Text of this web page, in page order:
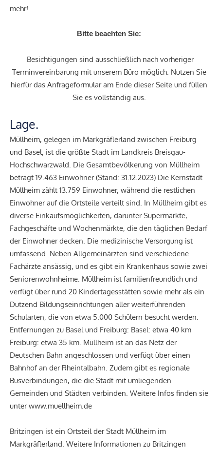
mehr!
Bitte beachten Sie:
Besichtigungen sind ausschließlich nach vorheriger
Terminvereinbarung mit unserem Büro möglich. Nutzen Sie
hierfür das Anfrageformular am Ende dieser Seite und füllen
Sie es vollständig aus.
Lage.
Müllheim, gelegen im Markgräflerland zwischen Freiburg
und Basel, ist die größte Stadt im Landkreis Breisgau-
Hochschwarzwald. Die Gesamtbevölkerung von Müllheim
beträgt 19.463 Einwohner (Stand: 31.12.2023) Die Kernstadt
Müllheim zählt 13.759 Einwohner, während die restlichen
Einwohner auf die Ortsteile verteilt sind. In Müllheim gibt es
diverse Einkaufsmöglichkeiten, darunter Supermärkte,
Fachgeschäfte und Wochenmärkte, die den täglichen Bedarf
der Einwohner decken. Die medizinische Versorgung ist
umfassend. Neben Allgemeinärzten sind verschiedene
Fachärzte ansässig, und es gibt ein Krankenhaus sowie zwei
Seniorenwohnheime. Müllheim ist familienfreundlich und
verfügt über rund 20 Kindertagesstätten sowie mehr als ein
Dutzend Bildungseinrichtungen aller weiterführenden
Schularten, die von etwa 5.000 Schülern besucht werden.
Entfernungen zu Basel und Freiburg: Basel: etwa 40 km
Freiburg: etwa 35 km. Müllheim ist an das Netz der
Deutschen Bahn angeschlossen und verfügt über einen
Bahnhof an der Rheintalbahn. Zudem gibt es regionale
Busverbindungen, die die Stadt mit umliegenden
Gemeinden und Städten verbinden. Weitere Infos finden sie
unter www.muellheim.de
Britzingen ist ein Ortsteil der Stadt Müllheim im
Markgräflerland. Weitere Informationen zu Britzingen